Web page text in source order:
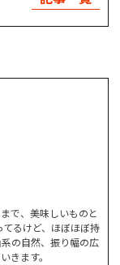
で、美味しいものと
るけど、ほぼほぼ持
の自然、振り幅の広
きます。